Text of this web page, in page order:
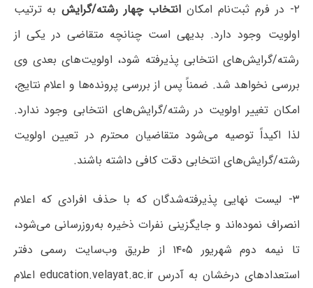
۲- در فرم ثبت‌نام امکان انتخاب چهار رشته/گرایشبه ترتیب
اولویت وجود دارد. بدیهی است چنانچه متقاضی در یکی از
رشته/گرایش‌های انتخابی پذیرفته شود، اولویت‌های بعدی وی
بررسی نخواهد شد. ضمناً پس از بررسی پرونده‌ها و اعلام نتایج،
امکان تغییر اولویت در رشته/گرایش‌های انتخابی وجود ندارد.
لذا اکیداً توصیه می‌شود متقاضیان محترم در تعیین اولویت
رشته/گرایش‌های انتخابی دقت کافی داشته باشند.
۳- لیست نهایی پذیرفته‌شدگان که با حذف افرادی که اعلام
انصراف نموده‌اند و جایگزینی نفرات ذخیره به‌روزرسانی می‌شود،
تا نیمه دوم شهریور ۱۴۰۵ از طریق وب‌سایت رسمی دفتر
استعدادهای درخشان به آدرس education.velayat.ac.ir اعلام